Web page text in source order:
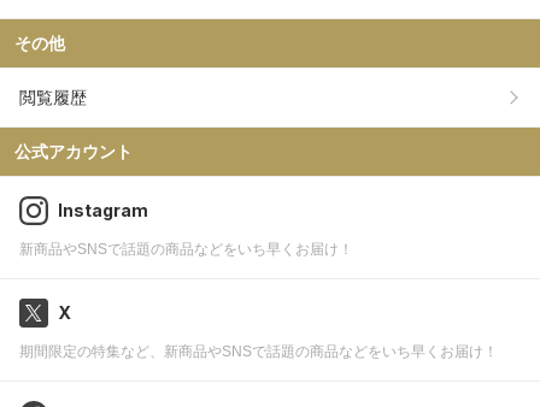
その他
閲覧履歴
公式アカウント
Instagram
新商品やSNSで話題の商品などをいち早くお届け！
X
期間限定の特集など、新商品やSNSで話題の商品などをいち早くお届け！